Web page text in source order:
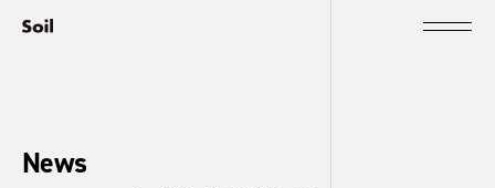
News